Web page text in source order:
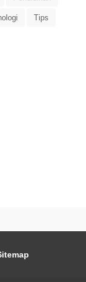
Tips